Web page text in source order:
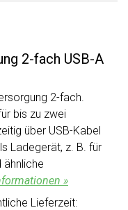
2-fach USB-A
2-fach.
bis zu zwei
über USB-Kabel
Ladegerät, z. B. für
ähnliche
»
Lieferzeit: